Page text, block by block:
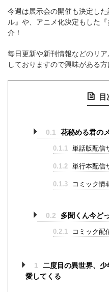
今週は展示会の開催も決定し
ル』や、アニメ化決定もした
介！
毎日更新や新刊情報などのリ
しておりますので興味がある方
目
0.1 花秘める君の
0.1.1 単話版配信
0.1.2 単行本配信
0.1.3 コミック情
0.2 多聞くん今ど
0.2.1 コミック配
1
二度目の異世界、
愛してくる